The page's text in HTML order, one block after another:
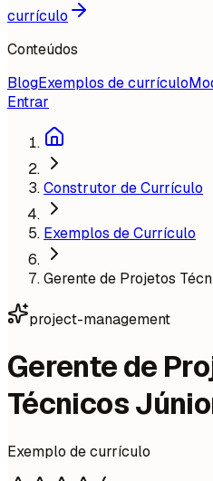
currículo
Conteúdos
BlogExemplos de currículo
Entrar
Construtor de Currículo
Exemplos de Currículo
Gerente de Projetos
project-management
Gerente de
Técnicos
Exemplo de currículo